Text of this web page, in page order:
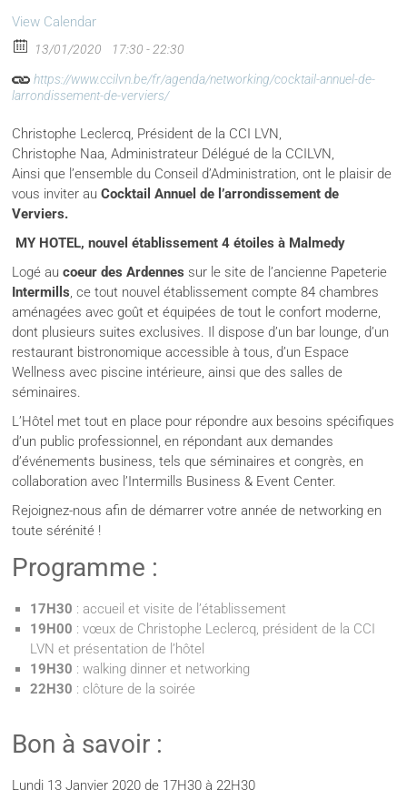
View Calendar
13/01/2020 17:30 - 22:30
https://www.ccilvn.be/fr/agenda/networking/cocktail-annuel-de-
larrondissement-de-verviers/
Christophe Leclercq, Président de la CCI LVN,
Christophe Naa, Administrateur Délégué de la CCILVN,
Ainsi que l’ensemble du Conseil d’Administration, ont le plaisir de
vous inviter auCocktail Annuel de l’arrondissement de
Verviers.
MY HOTEL, nouvel établissement 4 étoiles à Malmedy
Logé aucoeur des Ardennes sur le site de l’ancienne Papeterie
Intermills, ce tout nouvel établissement compte 84 chambres
aménagées avec goût et équipées de tout le confort moderne,
dont plusieurs suites exclusives. Il dispose d’un bar lounge, d’un
restaurant bistronomique accessible à tous, d’un Espace
Wellness avec piscine intérieure, ainsi que des salles de
séminaires.
L’Hôtel met tout en place pour répondre aux besoins spécifiques
d’un public professionnel, en répondant aux demandes
d’événements business, tels que séminaires et congrès, en
collaboration avec l’Intermills Business & Event Center.
Rejoignez-nous afin de démarrer votre année de networking en
toute sérénité !
Programme :
17H30 : accueil et visite de l’établissement
19H00 : vœux de Christophe Leclercq, président de la CCI
LVN et présentation de l’hôtel
19H30 : walking dinner et networking
22H30 : clôture de la soirée
Bon à savoir :
Lundi 13 Janvier 2020 de 17H30 à 22H30